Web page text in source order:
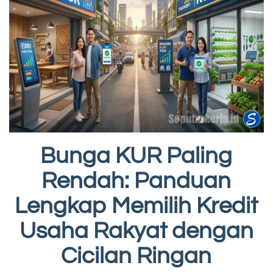
Bunga KUR Paling
Rendah: Panduan
Lengkap Memilih Kredit
Usaha Rakyat dengan
Cicilan Ringan